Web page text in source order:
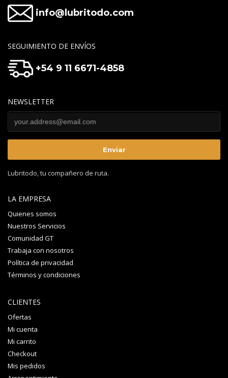
info@lubritodo.com
SEGUIMIENTO DE ENVÍOS
+54 9 11 6671-4858
NEWSLETTER
Lubritodo, tu compañero de ruta.
LA EMPRESA
Quienes somos
Nuestros Servicios
Comunidad GT
Trabaja con nosotros
Política de privacidad
Términos y condiciones
CLIENTES
Ofertas
Mi cuenta
Mi carrito
Checkout
Mis pedidos